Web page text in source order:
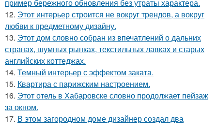
пример бережного обновления без утраты характера.
12. Этот интерьер строится не вокруг трендов, а вокруг
любви к предметному дизайну.
13. Этот дом словно собран из впечатлений о дальних
странах, шумных рынках, текстильных лавках и старых
английских коттеджах.
14. Темный интерьер с эффектом заката.
15. Квартира с парижским настроением.
16. Этот отель в Хабаровске словно продолжает пейзаж
за окном.
17. В этом загородном доме дизайнер создал два